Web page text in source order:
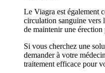
Le Viagra est également
circulation sanguine vers
de maintenir une
Si vous cherchez une
demander à votre
traitement efficace pour